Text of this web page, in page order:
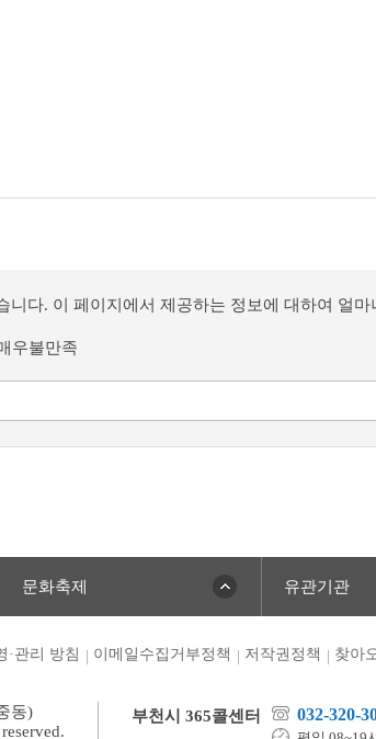
다. 이 페이지에서 제공하는 정보에 대하여 얼마
우불만족
문화축제 유관기관
·관리 방침 이메일수집거부정책 저작권정책 찾아
동)
부천시 365콜센터 032-320-